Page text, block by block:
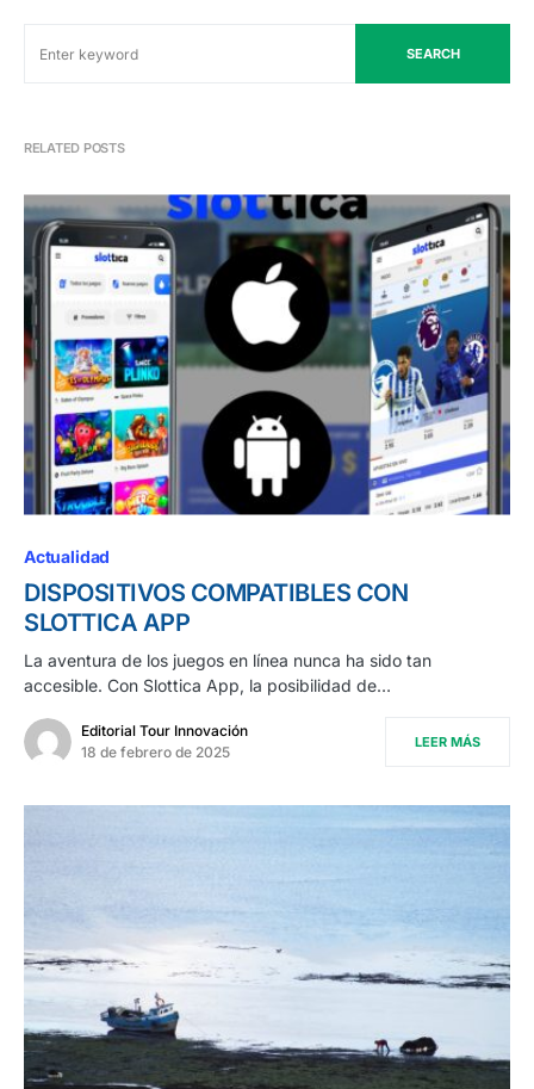
SEARCH
RELATED POSTS
Actualidad
DISPOSITIVOS COMPATIBLES CON
SLOTTICA APP
La aventura de los juegos en línea nunca ha sido tan
accesible. Con Slottica App, la posibilidad de…
Editorial Tour Innovación
18 de febrero de 2025
LEER MÁS